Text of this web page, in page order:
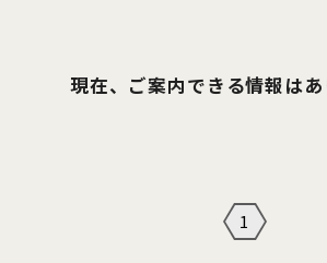
現在、ご案内できる情報はあ
1